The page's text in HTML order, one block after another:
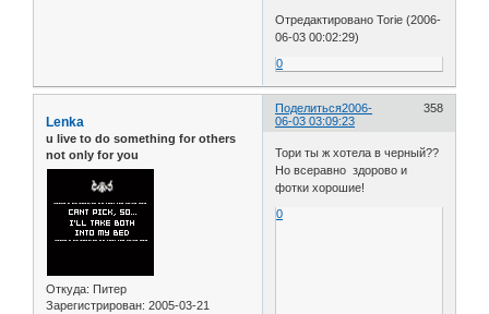
Отредактировано Torie (2006-
06-03 00:02:29)
0
Поделиться 358
2006-
06-03 03:09:23
Lenka
u live to do something for others
not only for you
Откуда: Питер
Зарегистрирован: 2005-03-21
Тори ты ж хотела в черный??
Но всеравно здорово и
фотки хорошие!
0